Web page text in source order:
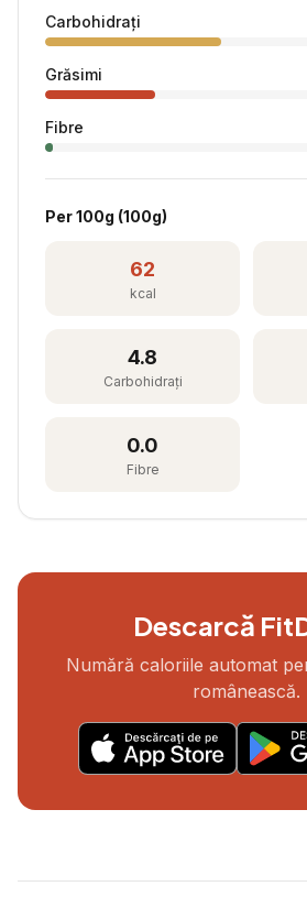
Carbohidrați
Grăsimi
Fibre
Per100g (100g)
62
kcal
4.8
Carbohidrați
0.0
Fibre
Descarcă
Numără caloriile automat
românească.